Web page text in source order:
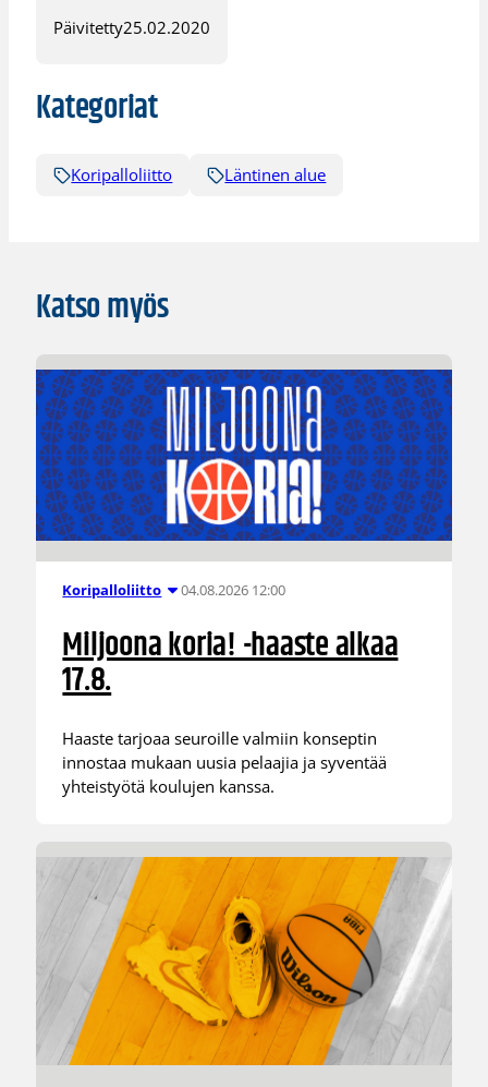
Päivitetty25.02.2020
Kategoriat
Koripalloliitto Läntinen alue
Katso myös
Koripalloliitto 04.08.2026 12:00
Miljoona koria! -haaste alkaa
17.8.
Haaste tarjoaa seuroille valmiin konseptin
innostaa mukaan uusia pelaajia ja syventää
yhteistyötä koulujen kanssa.